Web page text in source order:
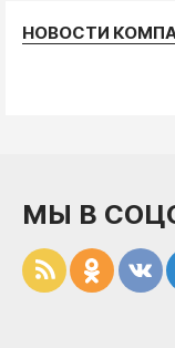
НОВОСТИ
МЫ В